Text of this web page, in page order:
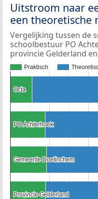
Uitstroom naar
een theoretische
Vergelijking tussen de
schoolbestuur PO
provincie Gelderland
Praktisch
Octa
Octa
PO Achterhoek
PO Achterhoek
Gemeente Doetinchem
Gemeente Doetinchem
Provincie Gelderland
Provincie Gelderland